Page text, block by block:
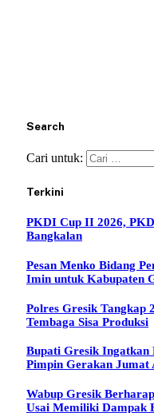
Search
Cari untuk:
Terkini
PKDI Cup II 2026,
Bangkalan
Pesan Menko Bidang
Imin untuk Kabupaten
Polres Gresik Tangkap
Tembaga Sisa Produksi
Bupati Gresik Ingatkan
Pimpin Gerakan Jumat
Wabup Gresik
Usai Memiliki Dampak